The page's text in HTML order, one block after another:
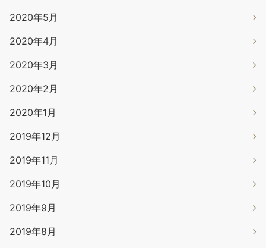
2020年5月
2020年4月
2020年3月
2020年2月
2020年1月
2019年12月
2019年11月
2019年10月
2019年9月
2019年8月